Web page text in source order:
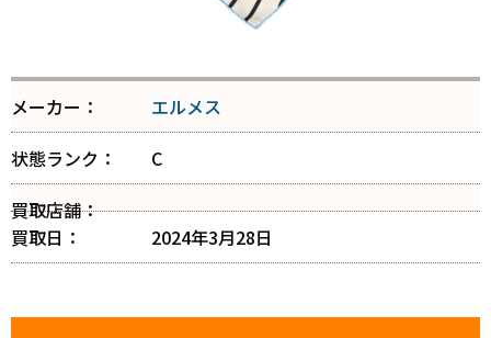
メーカー：
エルメス
状態ランク：
C
買取店舗：
買取日：
2024年3月28日